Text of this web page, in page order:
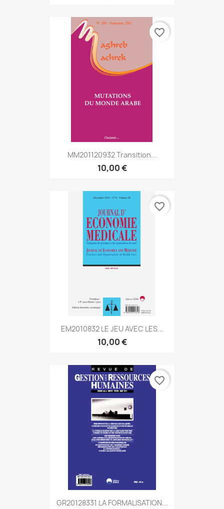
MM201120932 Transition...
10,00 €
favorite_border
EM2010832 LE JEU AVEC LES...
10,00 €
favorite_border
GR20128331 LA FORMALISATION...
favorite_border